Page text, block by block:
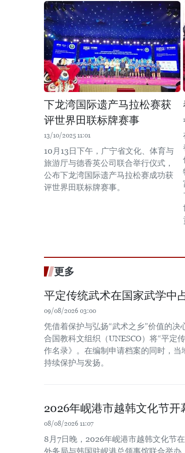
下龙湾国际遗产马拉松赛获
评世界田联标牌赛事
13/10/2025 11:01
10月13日下午，广宁省文化、体育与
旅游厅与德香英公司联合举行仪式，
公布下龙湾国际遗产马拉松赛成功获
评世界田联标牌赛事。
更多
平定传统武术在国家武学中
09/08/2026 03:00
凭借着保护与弘扬“武术之乡”价值的
合国教科文组织（UNESCO）将“平定
作名录》。在编制申请档案的同时，
持续保护与发扬。
2026年岘港市越韩文化节开
08/08/2026 11:07
8月7日晚，2026年岘港市越韩文化节
外务局与韩国驻岘港总领事馆联合举办。